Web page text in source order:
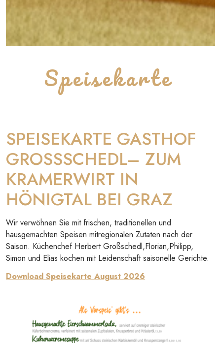
Speisekarte
SPEISEKARTE GASTHOF
GROSSSCHEDL– ZUM
KRAMERWIRT IN
HÖNIGTAL BEI GRAZ
Wir verwöhnen Sie mit frischen, traditionellen und
hausgemachten Speisen mitregionalen Zutaten nach der
Saison. Küchenchef Herbert Großschedl,Florian,Philipp,
Simon und Elias kochen mit Leidenschaft saisonelle Gerichte.
Download Speisekarte August 2026